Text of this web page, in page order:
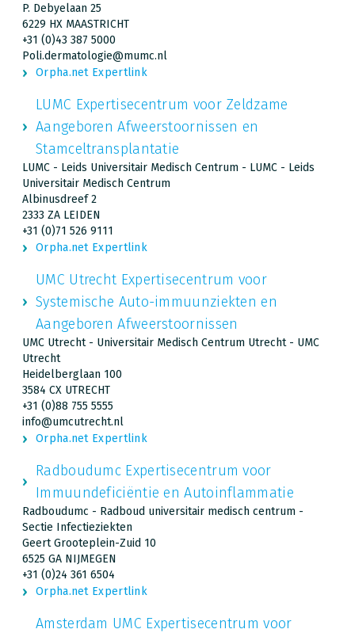
P. Debyelaan 25
6229 HX MAASTRICHT
+31 (0)43 387 5000
Poli.dermatologie@mumc.nl
Orpha.net Expertlink
LUMC Expertisecentrum voor Zeldzame
Aangeboren Afweerstoornissen en
Stamceltransplantatie
LUMC - Leids Universitair Medisch Centrum - LUMC - Leids
Universitair Medisch Centrum
Albinusdreef 2
2333 ZA LEIDEN
+31 (0)71 526 9111
Orpha.net Expertlink
UMC Utrecht Expertisecentrum voor
Systemische Auto-immuunziekten en
Aangeboren Afweerstoornissen
UMC Utrecht - Universitair Medisch Centrum Utrecht - UMC
Utrecht
Heidelberglaan 100
3584 CX UTRECHT
+31 (0)88 755 5555
info@umcutrecht.nl
Orpha.net Expertlink
Radboudumc Expertisecentrum voor
Immuundeficiëntie en Autoinflammatie
Radboudumc - Radboud universitair medisch centrum -
Sectie Infectieziekten
Geert Grooteplein-Zuid 10
6525 GA NIJMEGEN
+31 (0)24 361 6504
Orpha.net Expertlink
Amsterdam UMC Expertisecentrum voor